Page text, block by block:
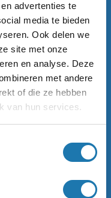
advertenties te
media te bieden
Ook delen we
site met onze
en analyse. Deze
met andere
of die ze hebben
van hun services.
en drift